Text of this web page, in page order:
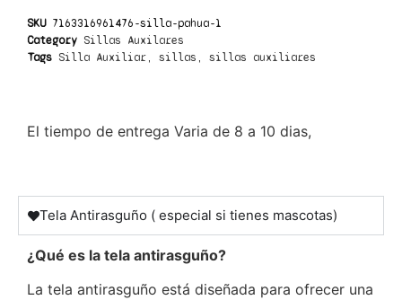
SKU 7163316961476-silla-pahua-1
Category Sillas Auxilares
Tags Silla Auxiliar, sillas , sillas auxiliares
El tiempo de entrega Varia de 8 a 10 dias,
Tela Antirasguño ( especial si tienes mascotas)
¿Qué es la tela antirasguño?
La tela antirasguño está diseñada para ofrecer una